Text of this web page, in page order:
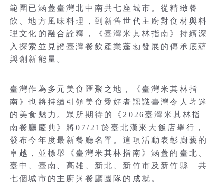
範圍已涵蓋臺灣北中南共七座城市。從精緻餐
飲、地方風味料理，到新舊世代主廚對食材與料
理文化的融合詮釋，《臺灣米其林指南》持續深
入探索並見證臺灣餐飲產業蓬勃發展的傳承底蘊
與創新能量。
臺灣作為多元美食匯聚之地，《臺灣米其林指
南》也將持續引領美食愛好者認識臺灣令人著迷
的美食魅力。眾所期待的《2026臺灣米其林指
南餐廳慶典》將07/21於臺北漢來大飯店舉行，
發布今年度最新餐廳名單。這項活動表彰廚藝的
卓越，並標舉《臺灣米其林指南》涵蓋的臺北、
臺中、臺南、高雄、新北、新竹市及新竹縣，共
七個城市的主廚與餐廳團隊的成就。